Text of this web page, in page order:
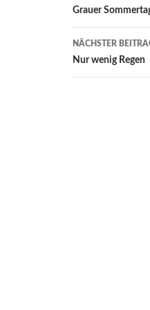
Grauer
NÄCHSTER
Nur wenig Regen